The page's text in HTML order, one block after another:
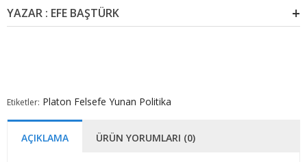
YAZAR : EFE BAŞTÜRK
Etiketler: Platon Felsefe Yunan Politika
AÇIKLAMA ÜRÜN YORUMLARI (0)